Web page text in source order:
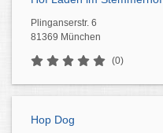
Plinganserstr. 6
81369 München
(0)
Hop Dog